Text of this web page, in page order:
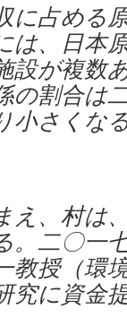
に占める
は、日本
設が複数
の割合は
小さくな
え、村は
。二〇一
教授（環
究に資金